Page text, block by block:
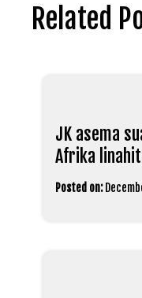
Related
JK asema
Afrika
Posted on: